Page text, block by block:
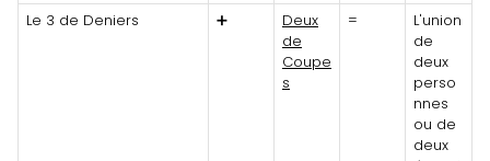
Le 3 de Deniers
➕
Deux
de
Coupe
s
=
L'union
de
deux
perso
nnes
ou de
deux